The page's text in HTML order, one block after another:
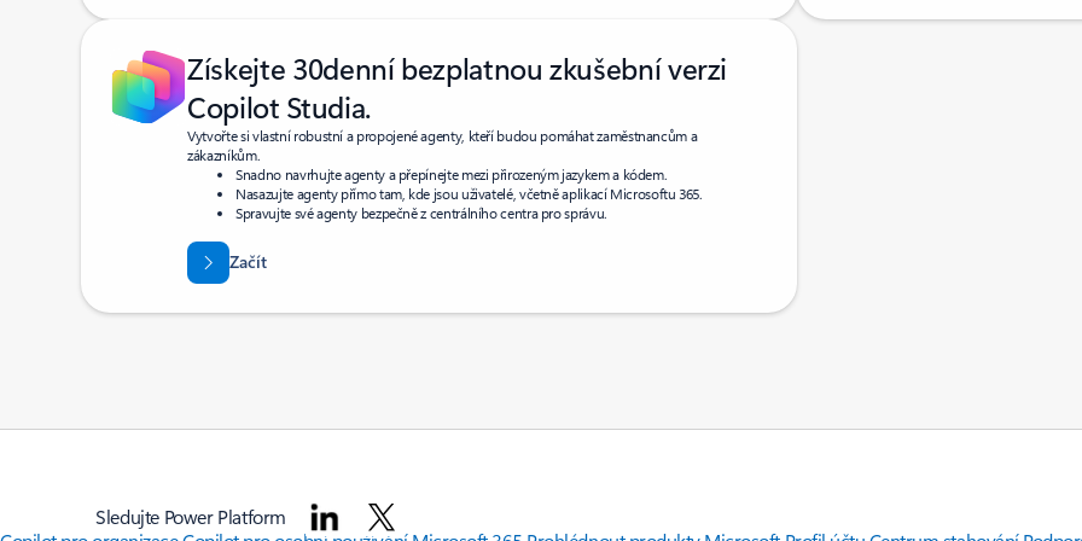
Získejte 30denní bezplatnou zkušební verzi
Copilot Studia.
Vytvořte si vlastní robustní a propojené agenty, kteří budou pomáhat zaměstnancům a
zákazníkům.
Snadno navrhujte agenty a přepínejte mezi přirozeným jazykem a kódem.
Nasazujte agenty přímo tam, kde jsou uživatelé, včetně aplikací Microsoftu 365.
Spravujte své agenty bezpečně z centrálního centra pro správu.
Začít
Sledujte Power Platform